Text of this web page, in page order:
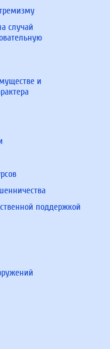
случай
и
поддержкой